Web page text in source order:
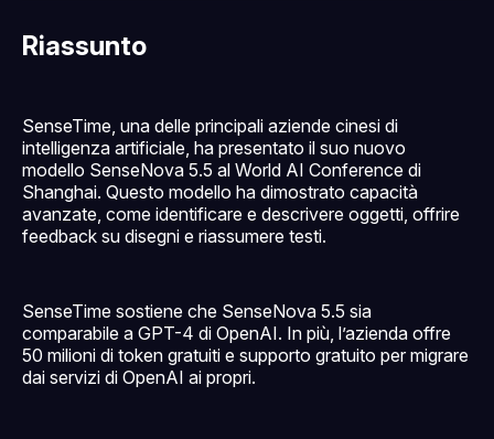
Riassunto
SenseTime, una delle principali aziende cinesi di
intelligenza artificiale, ha presentato il suo nuovo
modello SenseNova 5.5 al World AI Conference di
Shanghai. Questo modello ha dimostrato capacità
avanzate, come identificare e descrivere oggetti, offrire
feedback su disegni e riassumere testi.
SenseTime sostiene che SenseNova 5.5 sia
comparabile a GPT-4 di OpenAI. In più, l’azienda offre
50 milioni di token gratuiti e supporto gratuito per migrare
dai servizi di OpenAI ai propri.